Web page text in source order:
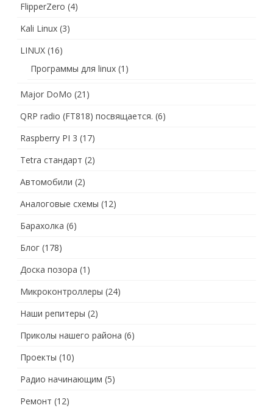
FlipperZero (4)
Kali Linux (3)
LINUX (16)
Программы для linux (1)
Major DoMo (21)
QRP radio (FT818) посвящается. (6)
Raspberry PI 3 (17)
Tetra стандарт (2)
Автомобили (2)
Аналоговые схемы (12)
Барахолка (6)
Блог (178)
Доска позора (1)
Микроконтроллеры (24)
Наши репитеры (2)
Приколы нашего района (6)
Проекты (10)
Радио начинающим (5)
Ремонт (12)